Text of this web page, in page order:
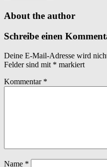
About the author
Schreibe einen
Deine E-Mail-Adresse wird
Felder sind mit * markiert
Kommentar *
Name *